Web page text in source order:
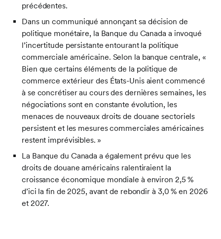
précédentes.
Dans un communiqué annonçant sa décision de
politique monétaire, la Banque du Canada a invoqué
l’incertitude persistante entourant la politique
commerciale américaine. Selon la banque centrale, «
Bien que certains éléments de la politique de
commerce extérieur des États-Unis aient commencé
à se concrétiser au cours des dernières semaines, les
négociations sont en constante évolution, les
menaces de nouveaux droits de douane sectoriels
persistent et les mesures commerciales américaines
restent imprévisibles. »
La Banque du Canada a également prévu que les
droits de douane américains ralentiraient la
croissance économique mondiale à environ 2,5 %
d’ici la fin de 2025, avant de rebondir à 3,0 % en 2026
et 2027.